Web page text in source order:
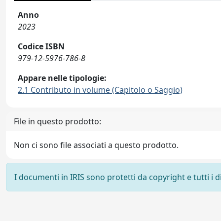
Anno
2023
Codice ISBN
979-12-5976-786-8
Appare nelle tipologie:
2.1 Contributo in volume (Capitolo o Saggio)
File in questo prodotto:
Non ci sono file associati a questo prodotto.
I documenti in IRIS sono protetti da copyright e tutti i